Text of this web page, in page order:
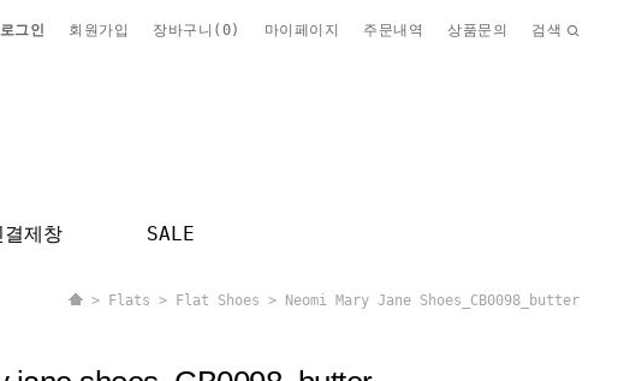
로그인 회원가입 장바구니( 0) 마이페이지 주문내역 상품문의 검색
결제창 SALE
> Flats > Flat Shoes > Neomi Mary Jane Shoes_CB0098_butter